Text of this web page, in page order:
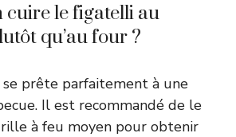
cuire le figatelli au
qu’au four ?
prête parfaitement à une
Il est recommandé de le
à feu moyen pour obtenir